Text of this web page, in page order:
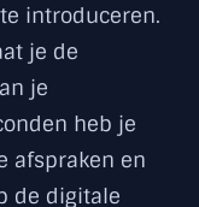
te introduceren.
je de
je
heb je
afspraken en
de digitale